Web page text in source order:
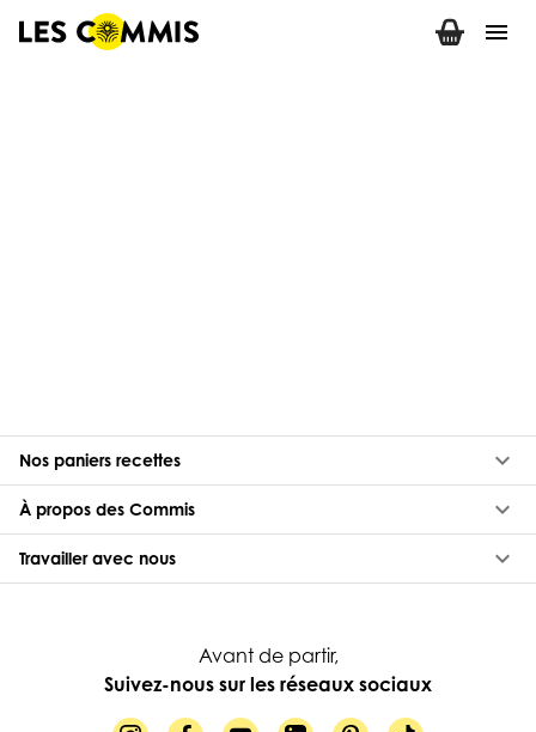
menu
Nos paniers recettes keyboard_arrow_down
À propos des Commis keyboard_arrow_down
Travailler avec nous keyboard_arrow_down
Avant de partir,
Suivez-nous sur les réseaux sociaux